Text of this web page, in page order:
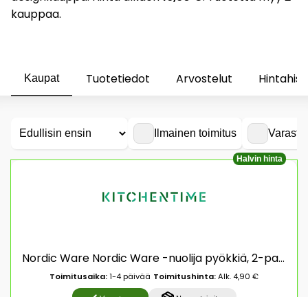
kauppaa.
Kaupat Tuotetiedot Arvostelut
Ilmainen toimitus
Halvin hinta
Nordic Ware Nordic Ware -nuolija pyökkiä, 2-pakkaus Musta, valkoinen
Toimitusaika:1-4 päivää Toimitushinta:Alk. 4,90 €